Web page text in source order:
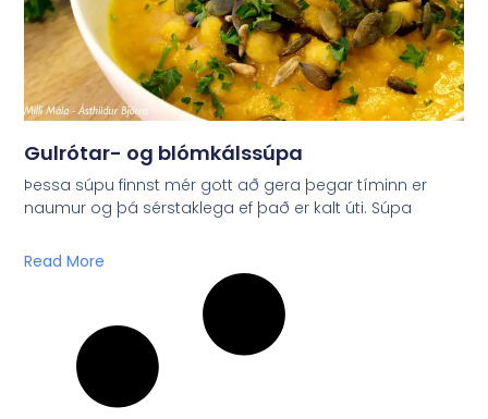
Gulrótar- og blómkálssúpa
Þessa súpu finnst mér gott að gera þegar tíminn er
naumur og þá sérstaklega ef það er kalt úti. Súpa
Read More